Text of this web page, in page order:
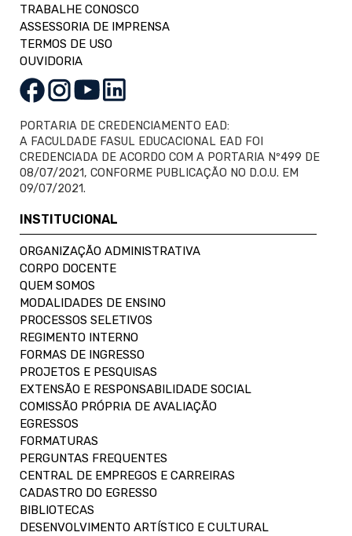
TRABALHE CONOSCO
ASSESSORIA DE IMPRENSA
TERMOS DE USO
OUVIDORIA
PORTARIA DE CREDENCIAMENTO EAD:
A FACULDADE FASUL EDUCACIONAL EAD FOI
CREDENCIADA DE ACORDO COM A PORTARIA Nº499 DE
08/07/2021, CONFORME PUBLICAÇÃO NO D.O.U. EM
09/07/2021.
INSTITUCIONAL
ORGANIZAÇÃO ADMINISTRATIVA
CORPO DOCENTE
QUEM SOMOS
MODALIDADES DE ENSINO
PROCESSOS SELETIVOS
REGIMENTO INTERNO
FORMAS DE INGRESSO
PROJETOS E PESQUISAS
EXTENSÃO E RESPONSABILIDADE SOCIAL
COMISSÃO PRÓPRIA DE AVALIAÇÃO
EGRESSOS
FORMATURAS
PERGUNTAS FREQUENTES
CENTRAL DE EMPREGOS E CARREIRAS
CADASTRO DO EGRESSO
BIBLIOTECAS
DESENVOLVIMENTO ARTÍSTICO E CULTURAL